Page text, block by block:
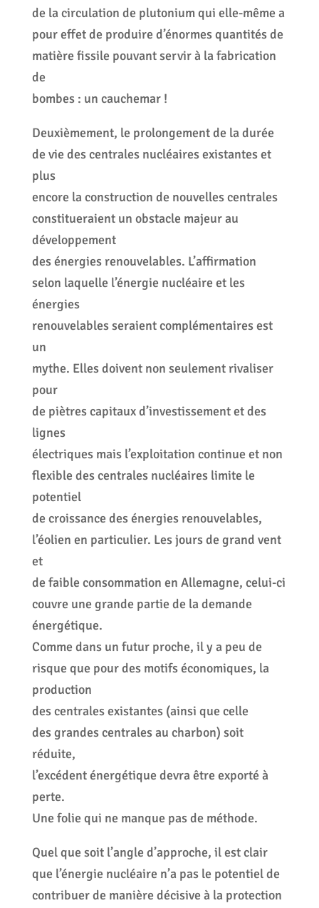
de la circulation de plutonium qui elle-même a
pour effet de produire d’énormes quantités de
matière fissile pouvant servir à la fabrication
de
bombes : un cauchemar !
Deuxièmement, le prolongement de la durée
de vie des centrales nucléaires existantes et
plus
encore la construction de nouvelles centrales
constitueraient un obstacle majeur au
développement
des énergies renouvelables. L’affirmation
selon laquelle l’énergie nucléaire et les
énergies
renouvelables seraient complémentaires est
un
mythe. Elles doivent non seulement rivaliser
pour
de piètres capitaux d’investissement et des
lignes
électriques mais l’exploitation continue et non
flexible des centrales nucléaires limite le
potentiel
de croissance des énergies renouvelables,
l’éolien en particulier. Les jours de grand vent
et
de faible consommation en Allemagne, celui-ci
couvre une grande partie de la demande
énergétique.
Comme dans un futur proche, il y a peu de
risque que pour des motifs économiques, la
production
des centrales existantes (ainsi que celle
des grandes centrales au charbon) soit
réduite,
l’excédent énergétique devra être exporté à
perte.
Une folie qui ne manque pas de méthode.
Quel que soit l’angle d’approche, il est clair
que l’énergie nucléaire n’a pas le potentiel de
contribuer de manière décisive à la protection